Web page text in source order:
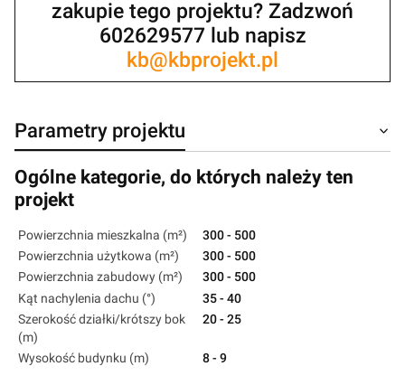
zakupie tego projektu? Zadzwoń
602629577 lub napisz
kb@kbprojekt.pl
Parametry projektu
Ogólne kategorie, do których należy ten
projekt
Powierzchnia mieszkalna (m²)
300 - 500
Powierzchnia użytkowa (m²)
300 - 500
Powierzchnia zabudowy (m²)
300 - 500
Kąt nachylenia dachu (°)
35 - 40
Szerokość działki/krótszy bok
(m)
20 - 25
Wysokość budynku (m) 8 - 9